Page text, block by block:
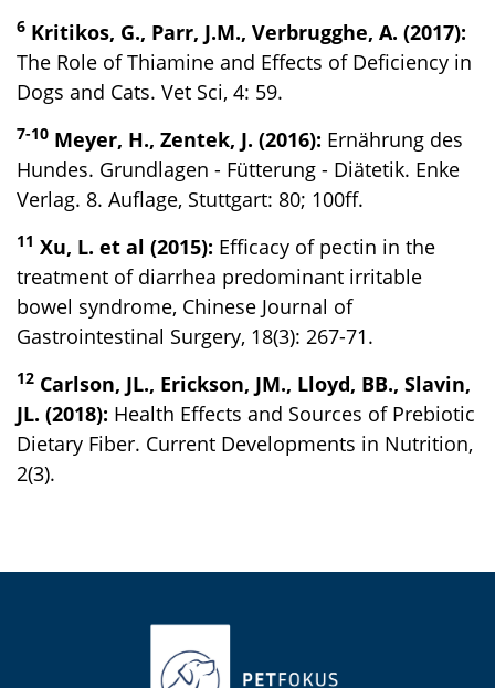
6 Kritikos, G., Parr, J.M., Verbrugghe, A. (2017):
The Role of Thiamine and Effects of Deficiency in
Dogs and Cats. Vet Sci, 4: 59.
7-10 Meyer, H., Zentek, J. (2016): Ernährung des
Hundes. Grundlagen - Fütterung - Diätetik. Enke
Verlag. 8. Auflage, Stuttgart: 80; 100ff.
11 Xu, L. et al (2015): Efficacy of pectin in the
treatment of diarrhea predominant irritable
bowel syndrome, Chinese Journal of
Gastrointestinal Surgery, 18(3): 267-71.
12 Carlson, JL., Erickson, JM., Lloyd, BB., Slavin,
JL. (2018): Health Effects and Sources of Prebiotic
Dietary Fiber. Current Developments in Nutrition,
2(3).